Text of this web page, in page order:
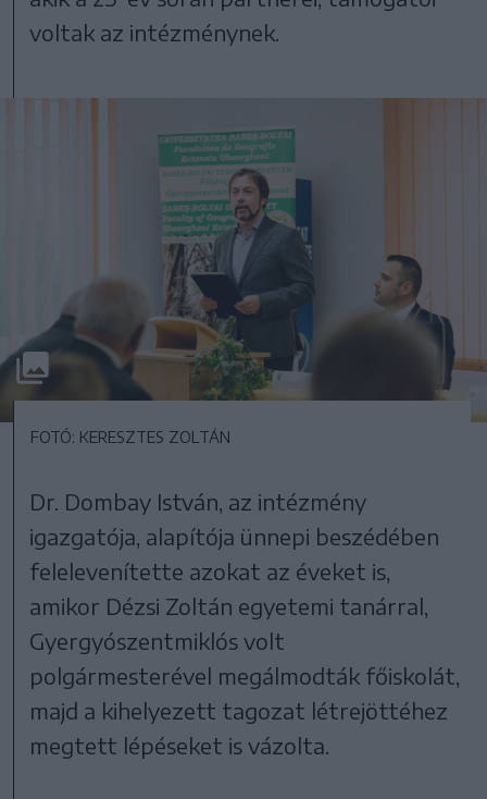
voltak az intézménynek.
FOTÓ: KERESZTES ZOLTÁN
Dr. Dombay István, az intézmény
igazgatója, alapítója ünnepi beszédében
felelevenítette azokat az éveket is,
amikor Dézsi Zoltán egyetemi tanárral,
Gyergyószentmiklós volt
polgármesterével megálmodták főiskolát,
majd a kihelyezett tagozat létrejöttéhez
megtett lépéseket is vázolta.